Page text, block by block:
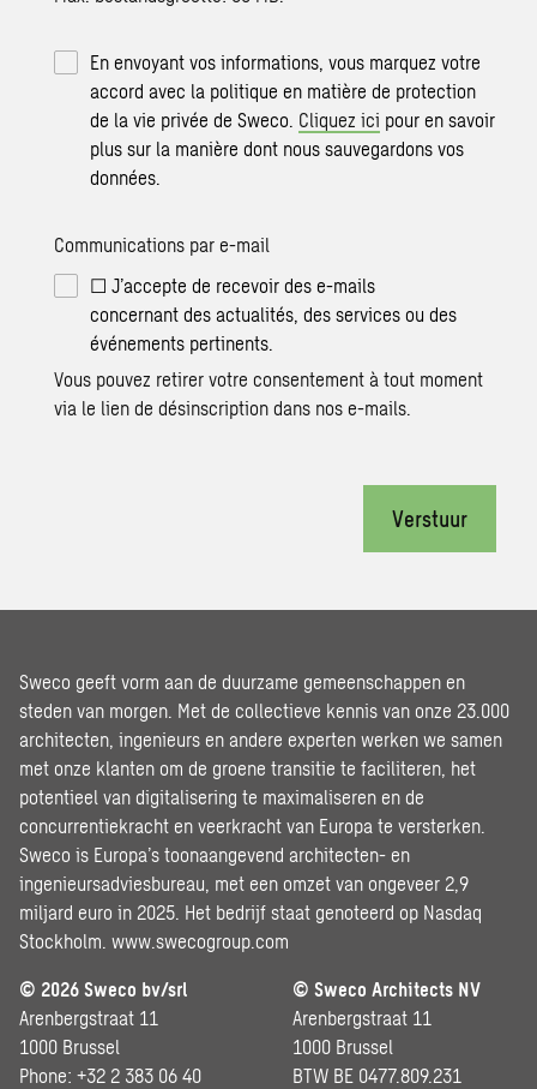
En envoyant vos informations, vous marquez votre
accord avec la politique en matière de protection
de la vie privée de Sweco. Cliquez ici pour en savoir
plus sur la manière dont nous sauvegardons vos
données.
Communications par e-mail
☐ J’accepte de recevoir des e-mails
concernant des actualités, des services ou des
événements pertinents.
Vous pouvez retirer votre consentement à tout moment
via le lien de désinscription dans nos e-mails.
Verstuur
Sweco geeft vorm aan de duurzame gemeenschappen en
steden van morgen. Met de collectieve kennis van onze 23.000
architecten, ingenieurs en andere experten werken we samen
met onze klanten om de groene transitie te faciliteren, het
potentieel van digitalisering te maximaliseren en de
concurrentiekracht en veerkracht van Europa te versterken.
Sweco is Europa’s toonaangevend architecten- en
ingenieursadviesbureau, met een omzet van ongeveer 2,9
miljard euro in 2025. Het bedrijf staat genoteerd op Nasdaq
Stockholm. www.swecogroup.com
© 2026 Sweco bv/srl
Arenbergstraat 11
1000 Brussel
Phone: +32 2 383 06 40
© Sweco Architects NV
Arenbergstraat 11
1000 Brussel
BTW BE 0477.809.231